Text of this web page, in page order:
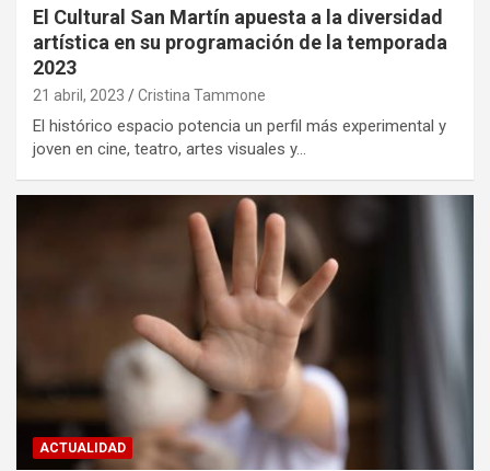
El Cultural San Martín apuesta a la diversidad
artística en su programación de la temporada
2023
21 abril, 2023 Cristina Tammone
El histórico espacio potencia un perfil más experimental y
joven en cine, teatro, artes visuales y…
ACTUALIDAD